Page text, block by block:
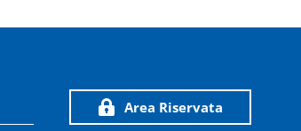
Area Riservata